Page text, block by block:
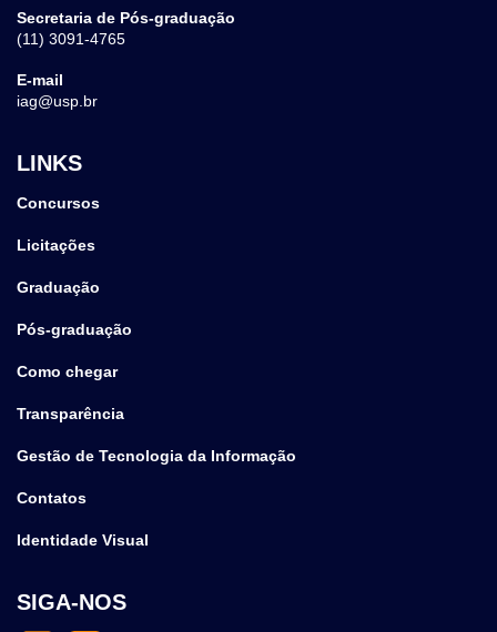
Secretaria de Pós-graduação
(11) 3091-4765
E-mail
iag@usp.br
LINKS
Concursos
Licitações
Graduação
Pós-graduação
Como chegar
Transparência
Gestão de Tecnologia da Informação
Contatos
Identidade Visual
SIGA-NOS